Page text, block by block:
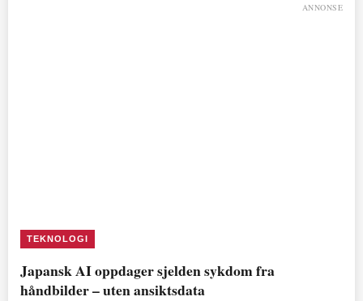
ANNONSE
TEKNOLOGI
Japansk AI oppdager sjelden sykdom fra
håndbilder – uten ansiktsdata